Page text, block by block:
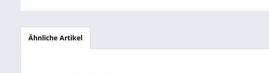
Ähnliche Artikel